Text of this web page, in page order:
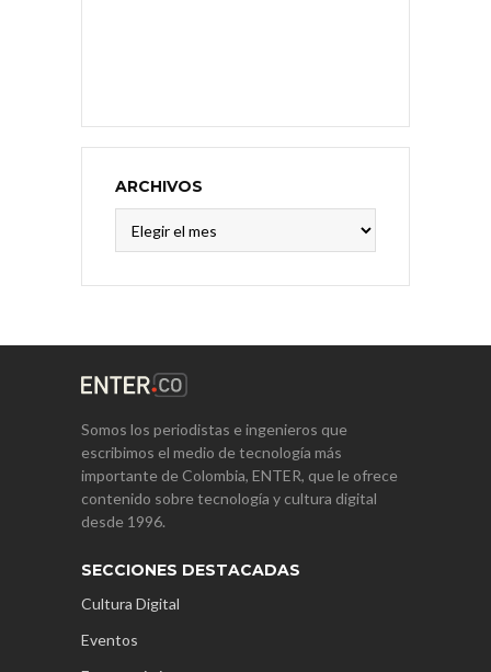
ARCHIVOS
Somos los periodistas e ingenieros que
escribimos el medio de tecnología más
importante de Colombia, ENTER, que le ofrece
contenido sobre tecnología y cultura digital
desde 1996.
SECCIONES DESTACADAS
Cultura Digital
Eventos